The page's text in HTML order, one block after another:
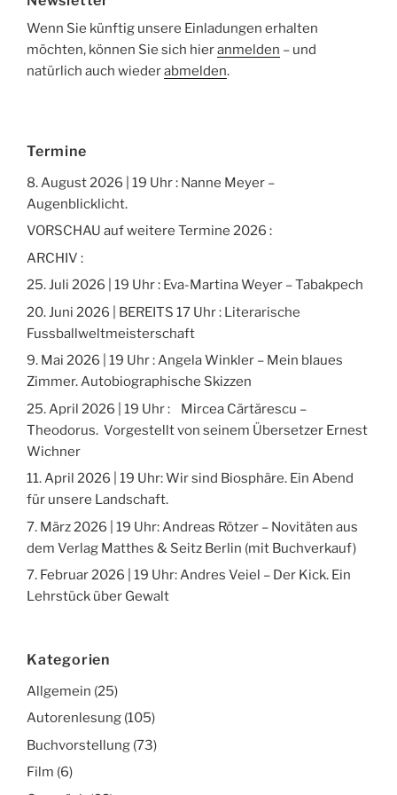
Wenn Sie künftig unsere Einladungen erhalten
möchten, können Sie sich hieranmelden – und
natürlich auch wiederabmelden.
Termine
8. August 2026 | 19 Uhr : Nanne Meyer –
Augenblicklicht.
VORSCHAU auf weitere Termine 2026 :
ARCHIV :
25. Juli 2026 | 19 Uhr : Eva-Martina Weyer – Tabakpech
20. Juni 2026 | BEREITS 17 Uhr : Literarische
Fussballweltmeisterschaft
9. Mai 2026 | 19 Uhr : Angela Winkler – Mein blaues
Zimmer. Autobiographische Skizzen
25. April 2026 | 19 Uhr : Mircea Cărtărescu –
Theodorus. Vorgestellt von seinem Übersetzer Ernest
Wichner
11. April 2026 | 19 Uhr: Wir sind Biosphäre. Ein Abend
für unsere Landschaft.
7. März 2026 | 19 Uhr: Andreas Rötzer – Novitäten aus
dem Verlag Matthes & Seitz Berlin (mit Buchverkauf)
7. Februar 2026 | 19 Uhr: Andres Veiel – Der Kick. Ein
Lehrstück über Gewalt
Kategorien
Allgemein (25)
Autorenlesung (105)
Buchvorstellung (73)
Film (6)